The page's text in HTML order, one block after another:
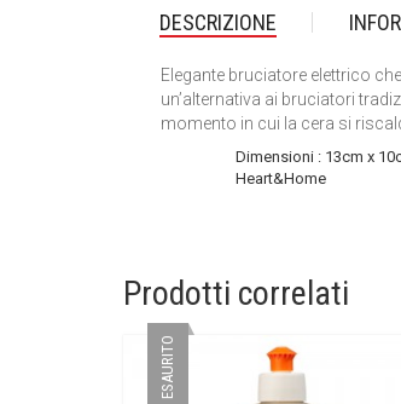
DESCRIZIONE
Elegante bruciatore elettrico
un’alternativa ai bruciatori
momento in cui la cera si
Dimensioni : 13cm x
Heart&Home
Prodotti correlati
ESAURITO